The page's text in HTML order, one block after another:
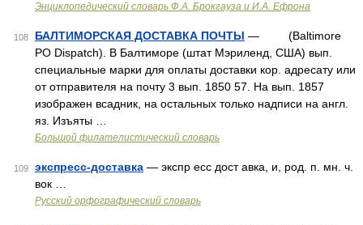
Энциклопедический словарь Ф.А. Брокгауза и И.А. Ефрона
108 БАЛТИМОРСКАЯ ДОСТАВКА ПОЧТЫ — (Baltimore
PO Dispatch). В Балтиморе (штат Мэриленд, США) вып.
специальные марки для оплаты доставки кор. адресату или
от отправителя на почту 3 вып. 1850 57. На вып. 1857
изображен всадник, на остальных только надписи на англ.
яз. Изъяты …
Большой филателистический словарь
109 экспресс-доставка — экспр есс дост авка, и, род. п. мн. ч.
вок …
Русский орфографический словарь